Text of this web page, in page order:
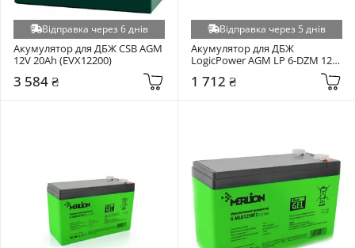
Відправка через 6 днів
Акумулятор для ДБЖ CSB AGM
12V 20Ah (EVX12200)
3 584 ₴
Відправка через 5 днів
Акумулятор для ДБЖ
LogicPower AGM LP 6-DZM 12V
1 712 ₴